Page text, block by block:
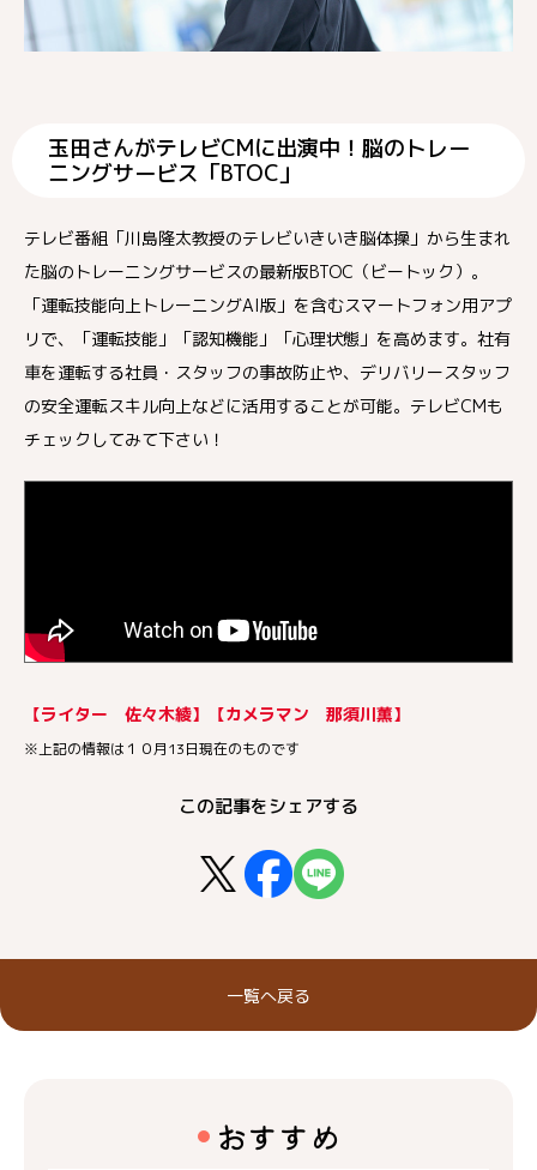
玉田さんがテレビCMに出演中！脳のトレー
ニングサービス「BTOC」
テレビ番組「川島隆太教授のテレビいきいき脳体操」から生まれ
た脳のトレーニングサービスの最新版BTOC（ビートック）。
「運転技能向上トレーニングAI版」を含むスマートフォン用アプ
リで、「運転技能」「認知機能」「心理状態」を高めます。社有
車を運転する社員・スタッフの事故防止や、デリバリースタッフ
の安全運転スキル向上などに活用することが可能。テレビCMも
チェックしてみて下さい！
【ライター 佐々木綾】【カメラマン 那須川薫】
※上記の情報は１０月13日現在のものです
この記事をシェアする
一覧へ戻る
おすすめ